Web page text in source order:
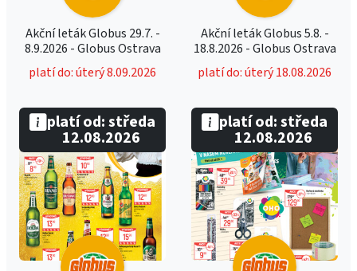
Akční leták Globus 29.7. -
8.9.2026 - Globus Ostrava
platí do: úterý 8.09.2026
Akční leták Globus 5.8. -
18.8.2026 - Globus Ostrava
platí do: úterý 18.08.2026
platí od: středa
12.08.2026
platí od: středa
12.08.2026